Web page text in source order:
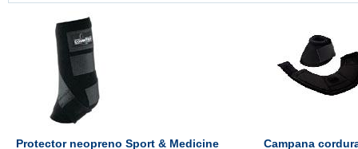
Protector neopreno Sport & Medicine Campana